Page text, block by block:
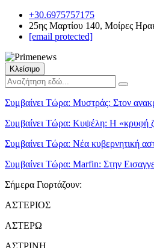
+30.6975757175
25ης Μαρτίου 140, Μοίρες
[email protected]
Κλείσιμο
Συμβαίνει Τώρα: Μυστράς: Στον
Συμβαίνει Τώρα: Κυψέλη: Η «κρυφή
Συμβαίνει Τώρα: Νέα κυβερνητική
Συμβαίνει Τώρα: Marfin: Στην
Σήμερα Γιορτάζουν:
ΑΣΤΕΡΙΟΣ
ΑΣΤΕΡΩ
ΑΣΤΡΙΝΗ